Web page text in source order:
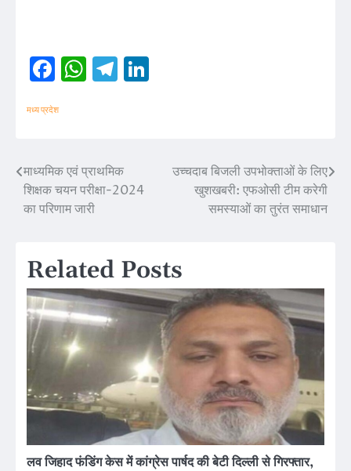
Facebook
WhatsApp
Telegram
मध्य प्रदेश
Post
navigation
माध्यमिक एवं प्राथमिक
शिक्षक चयन परीक्षा-2024
का परिणाम जारी
उच्चदाब बिजली उपभोक्ताओं के लिए
खुशखबरी: एफओसी टीम करेगी
समस्याओं का तुरंत समाधान
Related Posts
लव जिहाद फंडिंग केस में कांग्रेस पार्षद की बेटी दिल्ली से गिरफ्तार,